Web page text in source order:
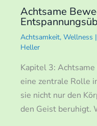
Achtsame
Achtsamkeit, Wellness |
Heller
Kapitel 3:
eine zentrale Rolle
sie nicht nur den
den Geist beruhigt.